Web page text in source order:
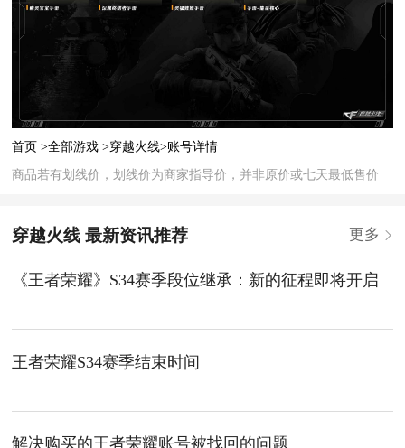
首页 >全部游戏 >穿越火线>账号详情
商品若有划线价，划线价为商家指导价，并非原价或七天最低售价
穿越火线 最新资讯推荐 更多
《王者荣耀》S34赛季段位继承：新的征程即将开启
王者荣耀S34赛季结束时间
解决购买的王者荣耀账号被找回的问题